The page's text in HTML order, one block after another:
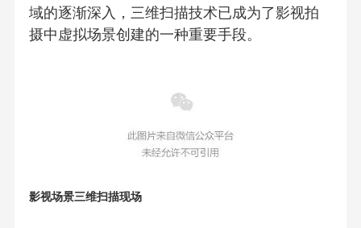
域的逐渐深入，三维扫描技术已成为了影视拍
摄中虚拟场景创建的一种重要手段。
影视场景三维扫描现场